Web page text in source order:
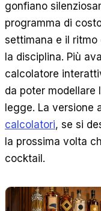
gonfiano
programma di
settimana e il
la disciplina. Più
calcolatore
da poter modellare
legge. La versione
calcolatori, se si
la prossima volta
cocktail.